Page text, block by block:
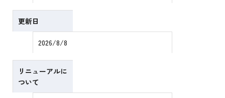
更新日
2026/8/8
リニューアルに
ついて